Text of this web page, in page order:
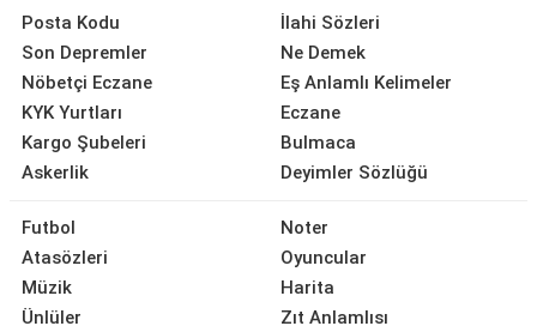
Posta Kodu
Son Depremler
Nöbetçi Eczane
KYK Yurtları
Kargo Şubeleri
Askerlik
İlahi Sözleri
Ne Demek
Eş Anlamlı Kelimeler
Eczane
Bulmaca
Deyimler Sözlüğü
Futbol
Atasözleri
Müzik
Ünlüler
Noter
Oyuncular
Harita
Zıt Anlamlısı